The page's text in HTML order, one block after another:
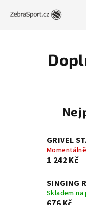
GRIVEL
1 242 Kč
SINGING
Skladem